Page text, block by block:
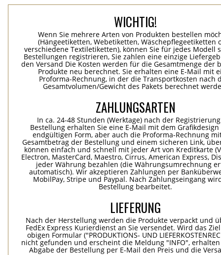
WICHTIG!
Wenn Sie mehrere Arten von Produkten bestellen
(Hängeetiketten, Webetiketten, Wäschepflegeetiketten
verschiedene Textiletiketten), können Sie für jedes Modell
Bestellungen registrieren, Sie zahlen eine einzige
den Versand Die Kosten werden für die Gesamtmenge der
Produkte neu berechnet. Sie erhalten eine E-Mail mit
Proforma-Rechnung, in der die Transportkosten nach
Gesamtvolumen/Gewicht des Pakets berechnet
ZAHLUNGSARTEN
In ca. 24-48 Stunden (Werktage) nach der
Bestellung erhalten Sie eine E-Mail mit dem
endgültigen Form, aber auch die Proforma-Rechnung
Gesamtbetrag der Bestellung und einem sicheren Link,
können einfach und schnell mit jeder Art von Kreditkarte
Electron, MasterCard, Maestro, Cirrus, American Express,
jeder Währung bezahlen (die Währungsumrechnung
automatisch). Wir akzeptieren Zahlungen per
MobilPay, Stripe und Paypal. Nach Zahlungseingang
Bestellung bearbeitet.
LIEFERUNG
Nach der Herstellung werden die Produkte verpackt und
FedEx Express Kurierdienst an Sie versendet. Wird das
obigen Formular ("PRODUKTIONS- UND
nicht gefunden und erscheint die Meldung "INFO", erhalten
Abgabe der Bestellung per E-Mail den Preis und die